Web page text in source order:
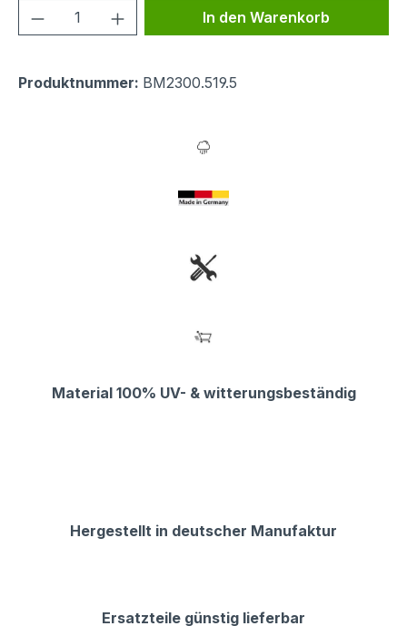
Produkt Anzahl: Gib denIn den Warenkorb
Produktnummer: BM2300.519.5
Material 100% UV- & witterungsbeständig
Hergestellt in deutscher Manufaktur
Ersatzteile günstig lieferbar